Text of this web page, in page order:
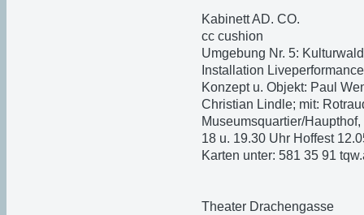
Kabinett AD. CO.
cc cushion
Umgebung Nr. 5:
Installation Liveperformance
Konzept u. Objekt: Paul
Christian Lindle; mit:
Museumsquartier/
18 u. 19.30 Uhr Hoffest
Karten unter: 581 35 91
Theater Drachengasse